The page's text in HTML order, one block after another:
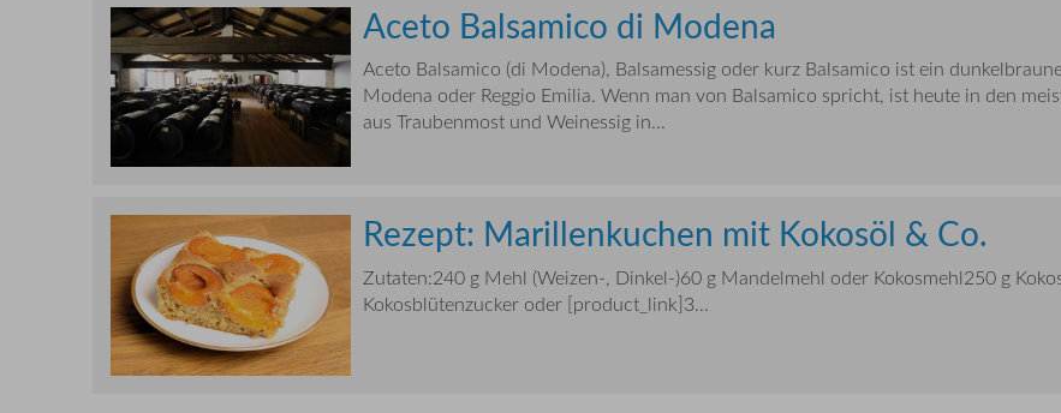
Aceto Balsamico di Modena
Aceto Balsamico (di Modena), Balsamessig oder kurz Balsamico ist ein
Modena oder Reggio Emilia. Wenn man von Balsamico spricht, ist heute in den
aus Traubenmost und Weinessig in...
Rezept: Marillenkuchen mit Kokosöl & Co.
Zutaten:240 g Mehl (Weizen-, Dinkel-)60 g Mandelmehl oder Kokosmehl250 g
Kokosblütenzucker oder [product_link]3...